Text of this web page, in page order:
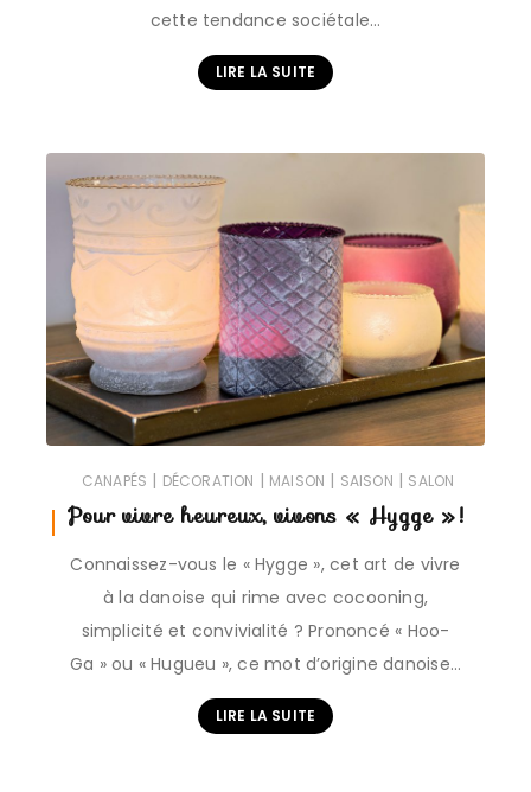
cette tendance sociétale…
LIRE LA SUITE
CANAPÉS | DÉCORATION | MAISON | SAISON | SALON
Pour vivre heureux, vivons « Hygge » !
Connaissez-vous le « Hygge », cet art de vivre
à la danoise qui rime avec cocooning,
simplicité et convivialité ? Prononcé « Hoo-
Ga » ou « Hugueu », ce mot d’origine danoise…
LIRE LA SUITE